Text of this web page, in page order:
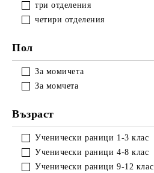
три отделения
четири отделения
Пол
За момичета
За момчета
Възраст
Ученически раници 1-3 клас
Ученически раници 4-8 клас
Ученически раници 9-12 клас